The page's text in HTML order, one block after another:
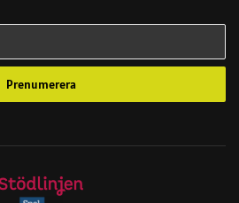
Prenumerera